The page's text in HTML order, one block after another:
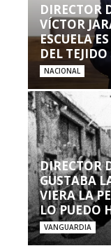
DIRECTOR
VÍCTOR
ESCUELA
DEL
NACIONAL
DIRECTOR
GUSTABA
VIERA LA
LO PUEDO
VANGUARDIA